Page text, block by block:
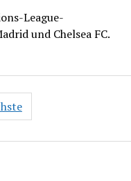
League-
und Chelsea FC.